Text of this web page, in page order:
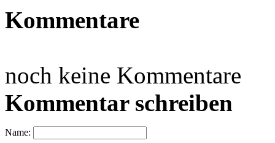
Kommentare
noch keine Kommentare
Kommentar schreiben
Name: